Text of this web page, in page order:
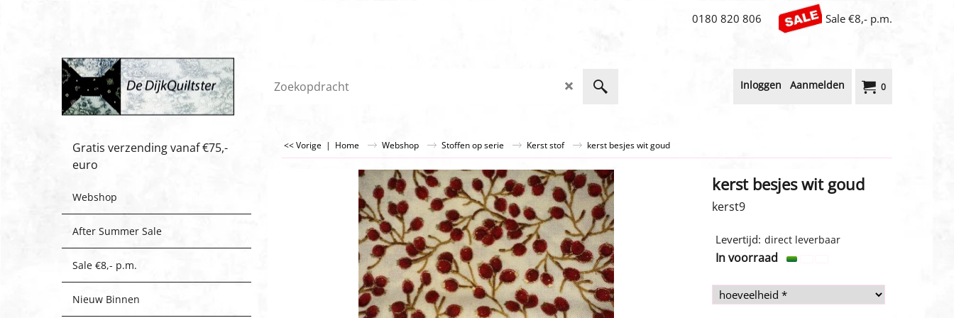
0180 820 806 Sale €8,- p.m.
0
Inloggen Aanmelden
Gratis verzending vanaf €75,-
euro
Webshop
After Summer Sale
Sale €8,- p.m.
Nieuw Binnen
<< Vorige | Home Webshop Stoffen op serie Kerst stof kerst besjes wit goud
kerst besjes wit goud
kerst9
€ 1.00 incl BTW
Levertijd: direct leverbaar
In voorraad